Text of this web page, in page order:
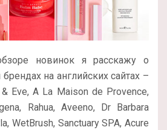
новинок я расскажу о
на английских сайтах –
& Eve, A La Maison de Provence,
Rahua, Aveeno, Dr Barbara
WetBrush, Sanctuary SPA, Acure